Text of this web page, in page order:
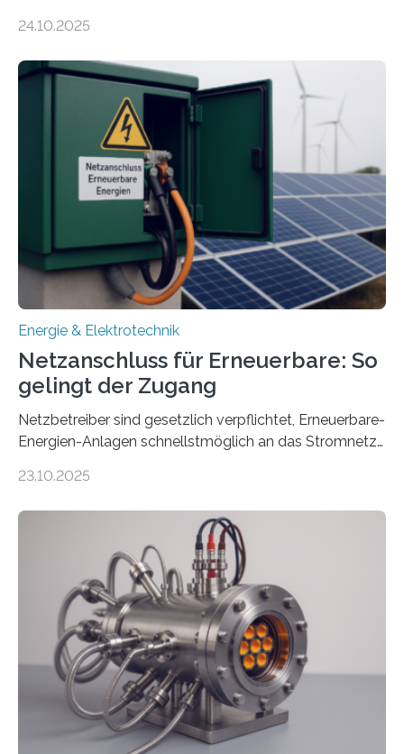
Forschungsprojekt „LAGER – Langzeitspeicherung in
Quartieren“ eingeworben. Ziel des Projekts ist die
Entwicklung, Erprobung und Demonstration von
Konzepten zur langfristigen Energiespeicherung in
sektorübergreifend vernetzten Energiesystemen. Das
Projekt startete am 15. Oktober 2025, hat eine Laufzeit
von drei Jahren und ein Gesamtvolumen von rund 2,9
Millionen Euro, wovon 2,6 Millionen Euro durch das
Ministerium für Umwelt, Klima und…
24.10.2025
Energie & Elektrotechnik
Netzanschluss für Erneuerbare: So
gelingt der Zugang
Netzbetreiber sind gesetzlich verpflichtet, Erneuerbare-
Energien-Anlagen schnellstmöglich an das Stromnetz
ermöglichen. Doch der dafür nötige Netzausbau hinkt
einem „Anschlussstau“. Die Stiftung
Umweltenergierecht hat den Rechtsrahmen in einem
neuen Bericht für die Praxis eingeordnet – inklusive der
Rolle von flexiblen Netzanschlussvereinbarungen. Der
Netzanschluss von Erneuerbare-Energien-Anlagen
(EE-Anlagen) ist entscheidend für die Energiewende.
Denn ohne Anschluss an das Netz kann kein Strom
eingespeist werden. Nach dem Erneuerbare-Energien-
Gesetz (EEG) sind Netzbetreiber…
23.10.2025